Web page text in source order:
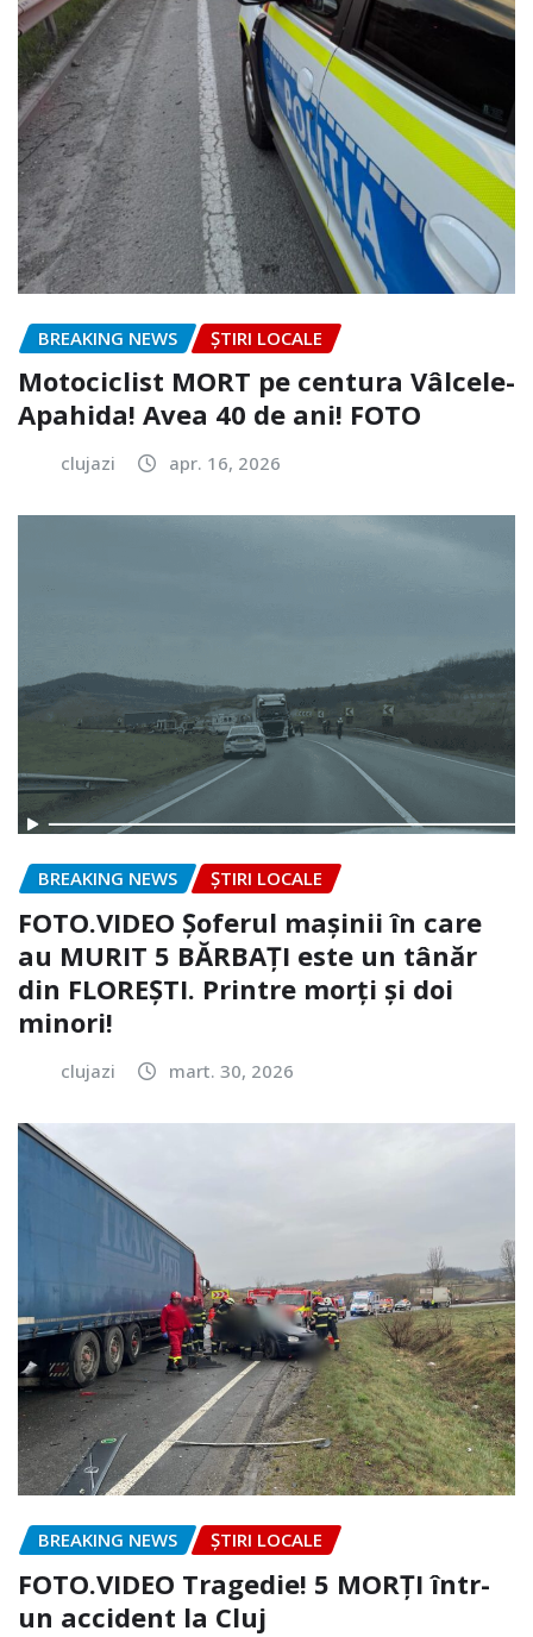
BREAKING NEWS ȘTIRI LOCALE
Motociclist MORT pe centura Vâlcele-
Apahida! Avea 40 de ani! FOTO
clujazi apr. 16, 2026
BREAKING NEWS ȘTIRI LOCALE
FOTO.VIDEO Șoferul mașinii în care
au MURIT 5 BĂRBAȚI este un tânăr
din FLOREȘTI. Printre morți și doi
minori!
clujazi mart. 30, 2026
BREAKING NEWS ȘTIRI LOCALE
FOTO.VIDEO Tragedie! 5 MORȚI într-
un accident la Cluj